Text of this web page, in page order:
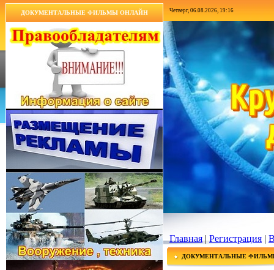
ДОКУМЕНТАЛЬНЫЕ ФИЛЬМЫ ОНЛАЙН Четверг, 06.08.2026, 19:16
Главная|Регистрация |
ДОКУМЕНТАЛЬНЫЕ